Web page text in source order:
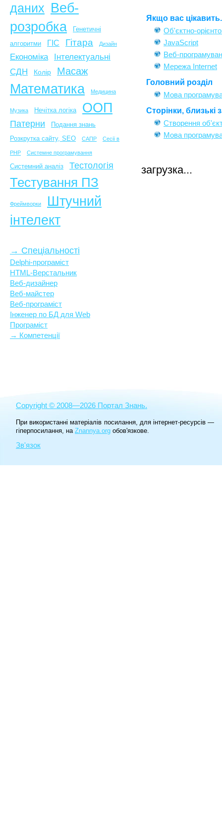
даних Веб-
розробка
Генетичні
алгоритми
ГІС Гітара Дизайн
Економіка
Інтелектуальні
СДН
Колір Масаж
Математика Медицина
Музика Нечітка логіка ООП
Патерни
Подання знань
Розкрутка сайту, SEO
САПР Сесії в
PHP Системне програмування
Системний аналіз Тестологія
Тестування ПЗ
Фреймворки
Штучний
інтелект
→ Спеціальності
Delphi-програміст
HTML-Верстальник
Веб-дизайнер
Веб-майстер
Веб-програміст
Інженер по БД для Web
Програміст
→ Компетенції
Якщо вас
Об'єктно-
JavaScript
Веб-
Мережа Internet
Головний розділ
Мова
Сторінки, близькі
Створення
Мова
загрузка...
Copyright © 2008—2026 Портал Знань.
При використанні матеріалів посилання, для інтернет-ресурсів —
гіперпосилання, на Znannya.org обов'язкове.
Зв'язок